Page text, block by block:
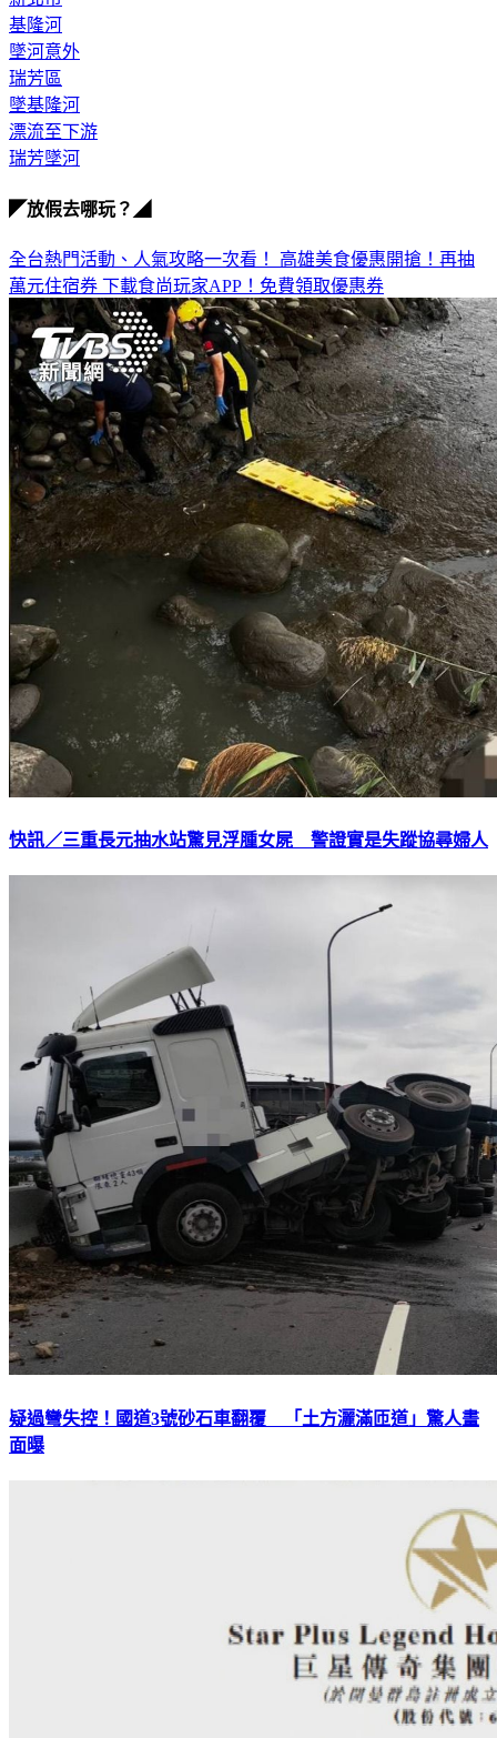
基隆河
墜河意外
瑞芳區
墜基隆河
漂流至下游
瑞芳墜河
◤放假去哪玩？◢
全台熱門活動、人氣攻略一次看！ 高雄美食優惠開搶！再抽
萬元住宿券 下載食尚玩家APP！免費領取優惠券
快訊／三重長元抽水站驚見浮腫女屍 警證實是失蹤協尋婦人
疑過彎失控！國道3號砂石車翻覆 「土方灑滿匝道」驚人畫
面曝